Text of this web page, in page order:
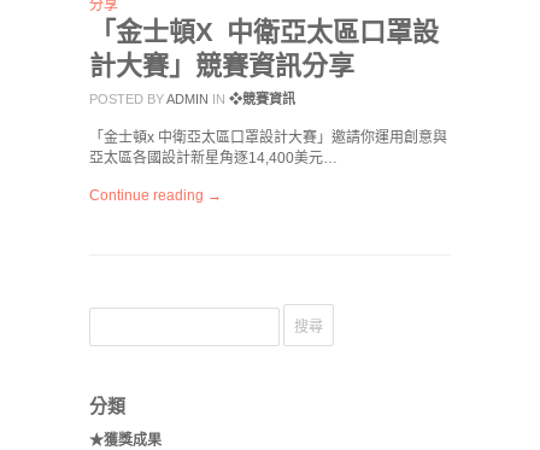
「金士頓X 中衛亞太區口罩設
計大賽」競賽資訊分享
POSTED BYADMIN IN ❖競賽資訊
「金士頓x 中衛亞太區口罩設計大賽」邀請你運用創意與
亞太區各國設計新星角逐14,400美元…
Continue reading →
分類
★獲獎成果